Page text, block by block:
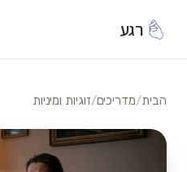
רגע
הבית/מדריכים/זוגיות ומיניות